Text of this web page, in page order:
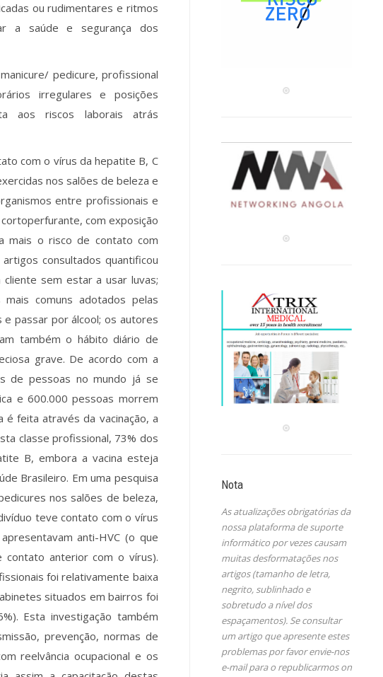
ou rudimentares e ritmos
a saúde e segurança dos
pedicure, profissional
irregulares e posições
aos riscos laborais atrás
com o vírus da hepatite B, C
nos salões de beleza e
entre profissionais e
com exposição
mais o risco de contato com
consultados quantificou
sem estar a usar luvas;
comuns adotados pelas
passar por álcool; os autores
também o hábito diário de
grave. De acordo com a
de pessoas no mundo já se
e 600.000 pessoas morrem
é feita através da vacinação, a
classe profissional, 73% dos
B, embora a vacina esteja
Brasileiro. Em uma pesquisa
nos salões de beleza,
teve contato com o vírus
anti-HVC (o que
contato anterior com o vírus).
foi relativamente baixa
situados em bairros foi
Esta investigação também
prevenção, normas de
reelvância ocupacional e os
Nota
As atualizações obrigatórias da
nossa plataforma de suporte
informático por vezes causam
muitas desformatações nos
artigos (tamanho de letra,
negrito, sublinhado e
sobretudo a nível dos
espaçamentos). Se consultar
um artigo que apresente estes
problemas por favor envie-nos
e-mail para o republicarmos on